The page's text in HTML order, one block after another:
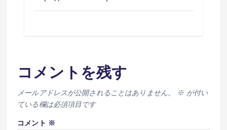
コメントを残す
メールアドレスが公開されることはありません。 ※が付い
ている欄は必須項目です
コメント ※